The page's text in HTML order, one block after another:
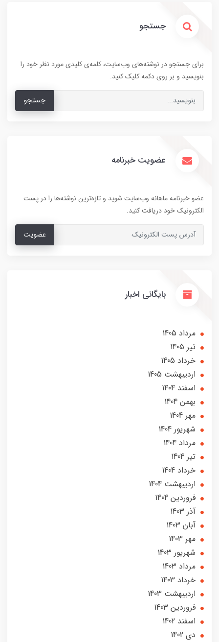
جستجو
برای جستجو در نوشته‌های وب‌سایت، کلمه‌ی کلیدی مورد نظر خود را
بنویسید و بر روی دکمه کلیک کنید.
جستجو
عضویت خبرنامه
عضو خبرنامه ماهانه وب‌سایت شوید و تازه‌ترین نوشته‌ها را در پست
الکترونیک خود دریافت کنید.
عضویت
بایگانی اخبار
مرداد 1405
تير 1405
خرداد 1405
ارديبهشت 1405
اسفند 1404
بهمن 1404
مهر 1404
شهریور 1404
مرداد 1404
تير 1404
خرداد 1404
ارديبهشت 1404
فروردین 1404
آذر 1403
آبان 1403
مهر 1403
شهریور 1403
مرداد 1403
خرداد 1403
ارديبهشت 1403
فروردین 1403
اسفند 1402
دی 1402